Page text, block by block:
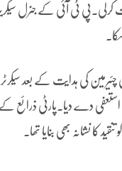
ٹی آئی کے جنرل
بانی چئیرمین کی ہدایت کے بعد
استعفی دے دیا۔پارٹی ذرائع
کا نشانہ بھی بنایا تھا۔